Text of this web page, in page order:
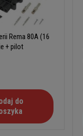
Rema 80A (16
+ pilot
do